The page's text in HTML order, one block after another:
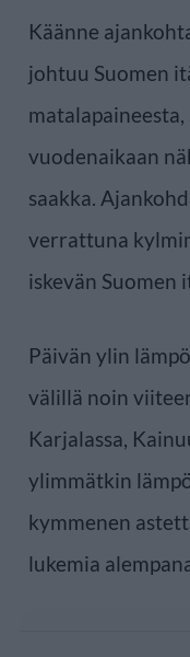
Käänne
johtuu Suomen
matalapaineesta,
vuodenaikaan
saakka.
verrattuna
iskevän Suomen
Päivän ylin
välillä noin
Karjalassa,
ylimmätkin
kymmenen
lukemia